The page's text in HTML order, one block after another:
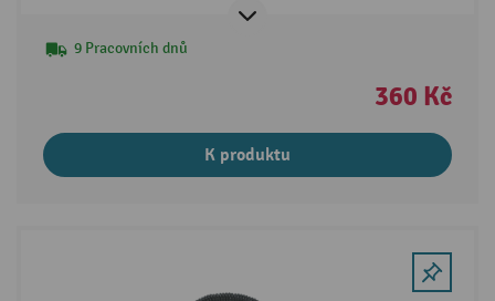
9 Pracovních dnů
360 Kč
K produktu